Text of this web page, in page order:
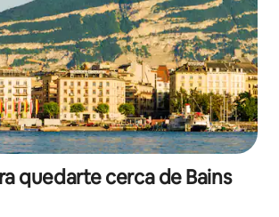
quedarte cerca de Bains